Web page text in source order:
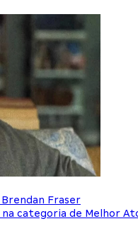
Fraser
categoria de Melhor